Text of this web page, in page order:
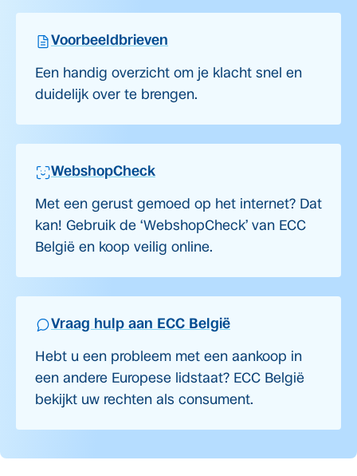
Voorbeeldbrieven
Een handig overzicht om je klacht snel en
duidelijk over te brengen.
WebshopCheck
Met een gerust gemoed op het internet? Dat
kan! Gebruik de ‘WebshopCheck’ van ECC
België en koop veilig online.
Vraag hulp aan ECC België
Hebt u een probleem met een aankoop in
een andere Europese lidstaat? ECC België
bekijkt uw rechten als consument.